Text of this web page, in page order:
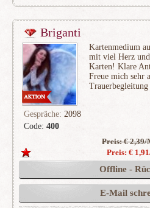
Briganti
Code: 400
Kartenmedium
mit viel Herz
Karten! Klare
Freue mich sehr
Gespräche: 2098
Preis: € 2,39/
Preis: €
Offline -
E-Mail